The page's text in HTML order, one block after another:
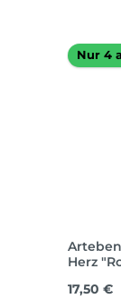
Nur 4
Herz
17,50 €